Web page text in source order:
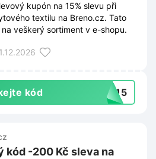
kupón na 15% slevu při
textilu na Breno.cz. Tato
veškerý sortiment v e-shopu.
kód ek15
kód -200 Kč sleva na